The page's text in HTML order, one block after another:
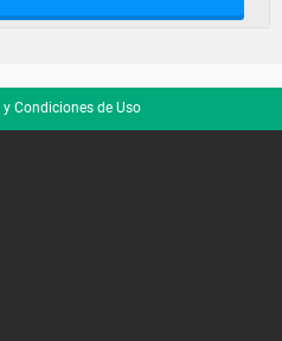
Condiciones de Uso